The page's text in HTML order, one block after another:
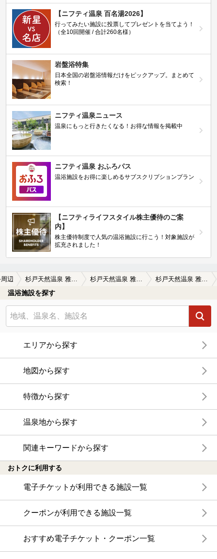
【ニフティ温泉 百名湯2026】
行ってみたい施設に投票してプレゼントを当てよう！
（全10回開催 / 合計260名様）
岩盤浴特集
日本全国の岩盤浴情報だけをピックアップ。まとめて
検索！
ニフティ温泉ニュース
温泉にもっと行きたくなる！お得な情報を掲載中
ニフティ温泉 おふろパス
温浴施設をお得に楽しめるサブスクリプションプラン
【ニフティライフスタイル株主優待のご案
内】
株主優待制度で人気の温浴施設に行こう！対象施設が
拡充されました！
辺 杉戸天然温泉 雅楽の湯（うたのゆ）の口コミ 色々な温泉施設に行きましたが、今まで行…
温浴施設を探す
エリアから探す
地図から探す
特徴から探す
温泉地から探す
関連キーワードから探す
おトクに利用する
電子チケットが利用できる施設一覧
クーポンが利用できる施設一覧
おすすめ電子チケット・クーポン一覧